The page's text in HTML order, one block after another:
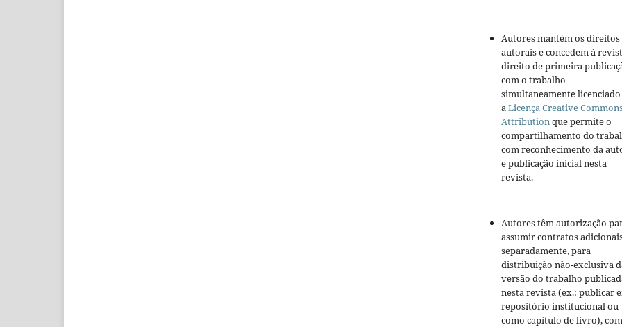
Autores mantém os direitos
autorais e concedem à
direito de primeira
com o trabalho
simultaneamente
aLicença Creative
Attributionque permite o
compartilhamento do
com reconhecimento da
e publicação inicial nesta
revista.
Autores têm autorização
assumir contratos
separadamente, para
distribuição não-exclusiva
versão do trabalho
nesta revista (ex.: publicar
repositório institucional ou
como capítulo de livro), com